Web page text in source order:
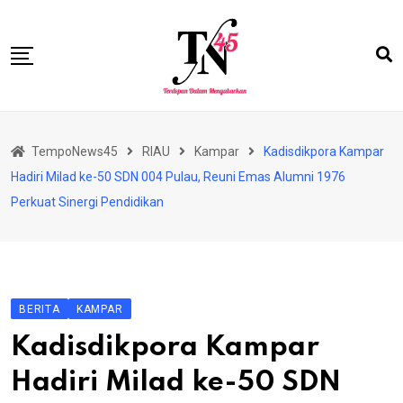
content
BISNIS
HUKRIM
PENDIDIKAN
TempoNews45 RIAU Kampar
Kadisdikpora Kampar
Hadiri Milad ke-50 SDN 004 Pulau, Reuni Emas Alumni 1976
Perkuat Sinergi Pendidikan
BERITA KAMPAR
Kadisdikpora Kampar
Hadiri Milad ke-50 SDN